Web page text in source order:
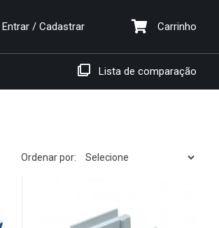
Carrinho
Entrar / Cadastrar
Lista de comparação
Ordenar por: